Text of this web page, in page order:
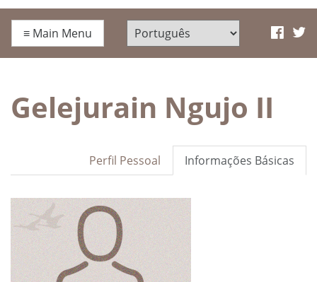
≡ Main Menu
Gelejurain Ngujo II
Informações Básicas
Perfil Pessoal